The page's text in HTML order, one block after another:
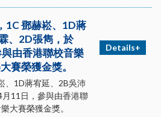
1C 鄧赫崧、1D蔣
、2D張雋，於
由香港聯校音樂
賽榮獲金獎。
、1D蔣宥延、2B吳沛
11日，參與由香港聯
大賽榮獲金獎。
Details+